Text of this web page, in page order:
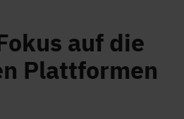
auf die
Plattformen